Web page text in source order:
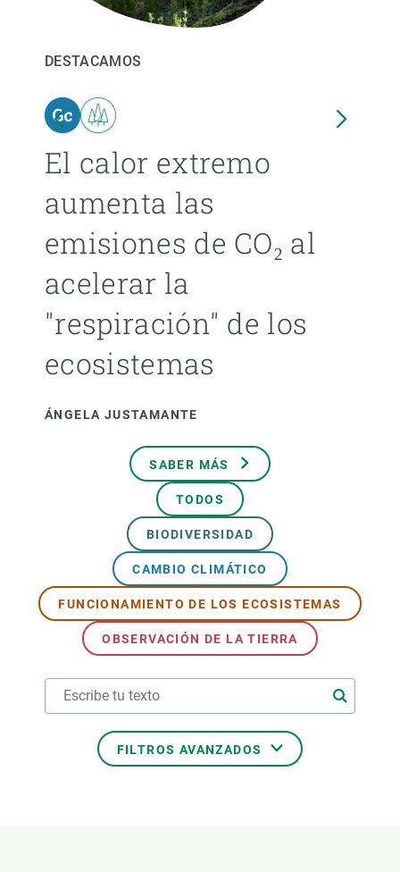
DESTACAMOS
El calor extremo
aumenta las
emisiones de CO₂ al
acelerar la
"respiración" de los
ecosistemas
ÁNGELA JUSTAMANTE
SABER MÁS
TODOS
BIODIVERSIDAD
CAMBIO CLIMÁTICO
FUNCIONAMIENTO DE LOS ECOSISTEMAS
OBSERVACIÓN DE LA TIERRA
FILTROS AVANZADOS